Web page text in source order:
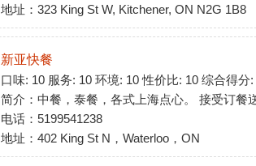
地址：323 King St W, Kitchener, ON N2G 1B8
新亚快餐
口味: 10 服务: 10 环境: 10 性价比: 10 综合得分:
简介：中餐，泰餐，各式上海点心。 接受订餐
电话：5199541238
地址：402 King St N，Waterloo，ON